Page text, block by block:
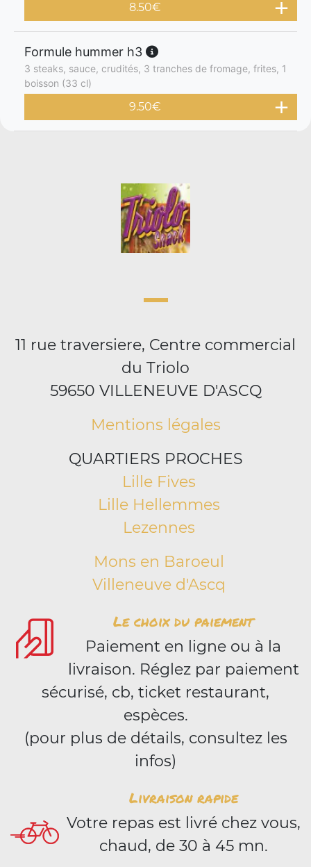
8.50€
Formule hummer h3
3 steaks, sauce, crudités, 3 tranches de fromage, frites, 1
boisson (33 cl)
9.50€
11 rue traversiere, Centre commercial
du Triolo
59650 VILLENEUVE D'ASCQ
Mentions légales
QUARTIERS PROCHES
Lille Fives
Lille Hellemmes
Lezennes
Mons en Baroeul
Villeneuve d'Ascq
Le choix du paiement
Paiement en ligne ou à la
livraison. Réglez par paiement
sécurisé, cb, ticket restaurant,
espèces.
(pour plus de détails, consultez les
infos)
Livraison rapide
Votre repas est livré chez vous,
chaud, de 30 à 45 mn.